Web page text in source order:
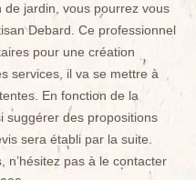
de jardin, vous pourrez vous
Debard. Ce professionnel
pour une création
services, il va se mettre à
En fonction de la
suggérer des propositions
sera établi par la suite.
n’hésitez pas à le contacter